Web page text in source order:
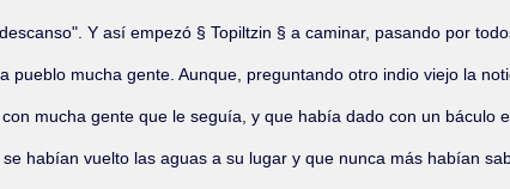
Y así empezó § Topiltzin § a caminar, pasando por
mucha gente. Aunque, preguntando otro indio viejo la
mucha gente que le seguía, y que había dado con un báculo
habían vuelto las aguas a su lugar y que nunca más habían